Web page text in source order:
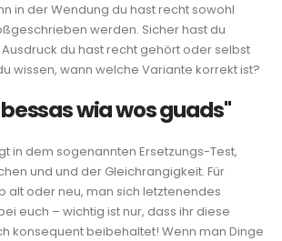
in der Wendung du hast recht sowohl
werden. Sicher hast du
du hast recht gehört oder selbst
wissen, wann welche Variante korrekt ist?
wia wos guads"
in dem sogenannten Ersetzungs-Test,
und und der Gleichrangigkeit. Für
alt oder neu, man sich letztenendes
euch – wichtig ist nur, dass ihr diese
konsequent beibehaltet! Wenn man Dinge